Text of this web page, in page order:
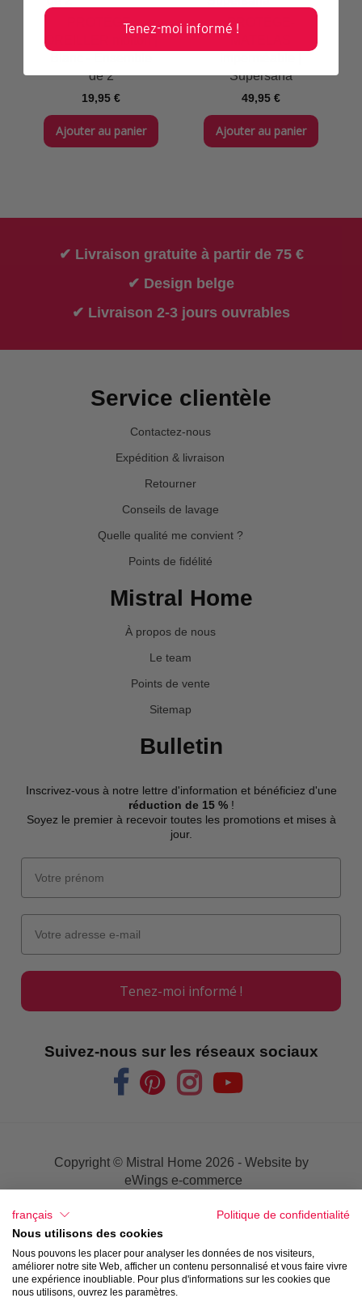
PROTÈGE-
de 2
19,95 €
Ajouter au panier
PROTÈGE-
Supersana
49,95 €
Ajouter au panier
✔ Livraison gratuite à partir de 75 €
✔ Design belge
✔ Livraison 2-3 jours ouvrables
Service clientèle
Contactez-nous
Expédition & livraison
Retourner
Conseils de lavage
Quelle qualité me convient ?
Points de fidélité
Mistral Home
À propos de nous
Le team
Points de vente
Sitemap
Bulletin
Inscrivez-vous à notre lettre d'information et bénéficiez d'une
réduction de 15 %!
Soyez le premier à recevoir toutes les promotions et mises à
jour.
Tenez-moi informé !
Suivez-nous sur les réseaux sociaux
Copyright © Mistral Home 2026 - Website by
eWings e-commerce
Conditions de Vente
Privacy
Disclaimer
français
Politique de confidentialité
Nous utilisons des cookies
Nous pouvons les placer pour analyser les données de nos visiteurs,
améliorer notre site Web, afficher un contenu personnalisé et vous faire vivre
une expérience inoubliable. Pour plus d'informations sur les cookies que
nous utilisons, ouvrez les paramètres.
Tenez-moi informé !